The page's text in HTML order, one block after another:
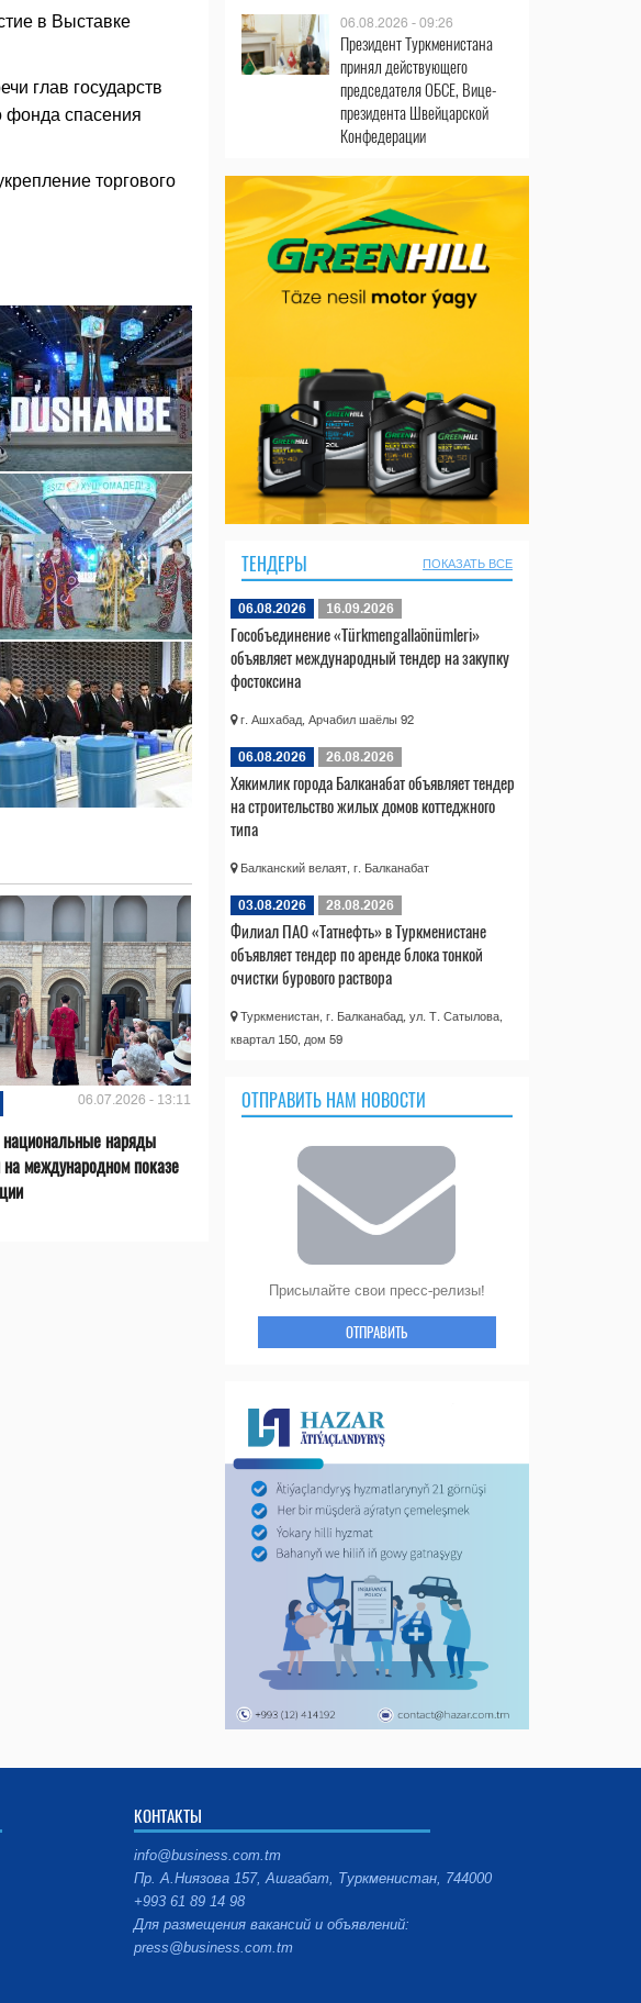
в Выставке
глав государств
фонда спасения
торгового
06.07.2026 - 13:11
национальные наряды
международном показе
06.08.2026 - 09:26
Президент Туркменистана
принял действующего
председателя ОБСЕ, Вице-
президента Швейцарской
Конфедерации
ТЕНДЕРЫ ПОКАЗАТЬ ВСЕ
06.08.2026 16.09.2026
Гособъединение «Türkmengallaönümleri»
объявляет международный тендер на закупку
фостоксина
г. Ашхабад, Арчабил шаёлы 92
06.08.2026 26.08.2026
Хякимлик города Балканабат объявляет тендер
на строительство жилых домов коттеджного
типа
Балканский велаят, г. Балканабат
03.08.2026 28.08.2026
Филиал ПАО «Татнефть» в Туркменистане
объявляет тендер по аренде блока тонкой
очистки бурового раствора
Туркменистан, г. Балканабад, ул. Т. Сатылова,
квартал 150, дом 59
ОТПРАВИТЬ НАМ НОВОСТИ
Присылайте свои пресс-релизы!
ОТПРАВИТЬ
КОНТАКТЫ
info@business.com.tm
Пр. А.Ниязова 157, Ашгабат, Туркменистан, 744000
+993 61 89 14 98
Для размещения вакансий и объявлений:
press@business.com.tm